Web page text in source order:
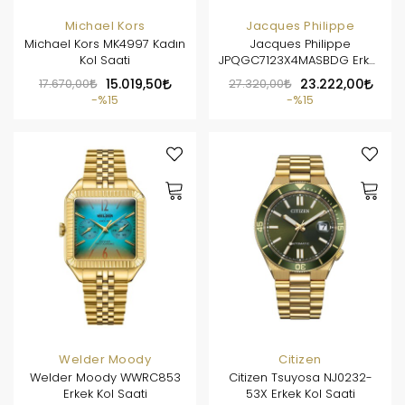
Michael Kors
Michael Kors MK4997 Kadın
Kol Saati
17.670,00
15.019,50
%15
Jacques Philippe
Jacques Philippe
JPQGC7123X4MASBDG Erkek
Kol Saati
27.320,00 23.222,00
%15
Welder Moody
Welder Moody WWRC853
Erkek Kol Saati
Citizen
Citizen Tsuyosa NJ0232-
53X Erkek Kol Saati